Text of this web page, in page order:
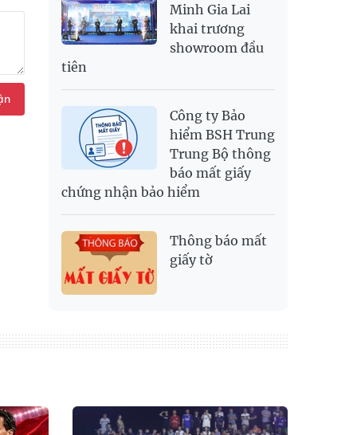
Minh Gia Lai
khai trương
showroom đầu
tiên
Công ty Bảo
hiểm BSH Trung
Trung Bộ thông
báo mất giấy
chứng nhận bảo hiểm
Thông báo mất
giấy tờ